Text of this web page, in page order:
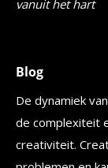
vanuit het hart
Blog
De dynamiek
de complexiteit
creativiteit.